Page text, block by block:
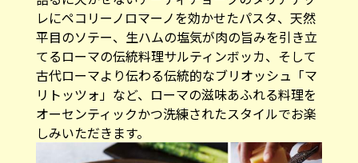
レにペコリーノロマーノを効かせたパスタ、天然
平目のソテー、生ハムの塩気が肉の旨みを引き立
てるローマの伝統料理サルティンボッカ、そして
古代ローマより伝わる伝統的なブリオッシュ「マ
リトッツォ」など、ローマの滋味あふれる料理を
オーセンティックかつ洗練されたスタイルでお楽
しみいただきます。